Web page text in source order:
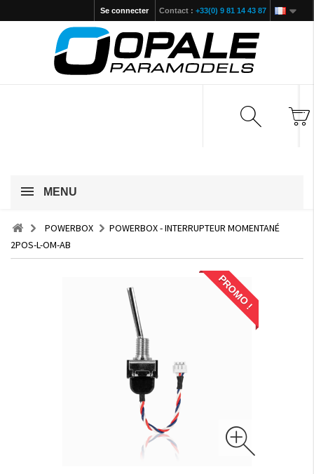
Contact : +33(0) 9 81 14 43 87
Se connecter
MENU
POWERBOX
POWERBOX - INTERRUPTEUR MOMENTANÉ
2POS-L-OM-AB
PROMO !